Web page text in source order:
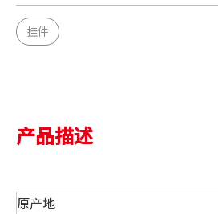
挂件
产品描述
原产地